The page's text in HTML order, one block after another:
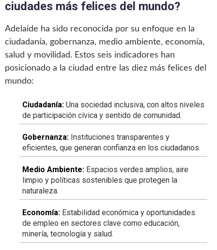
ciudades más felices del mundo?
Adelaide ha sido reconocida por su enfoque en la
ciudadanía, gobernanza, medio ambiente, economía,
salud y movilidad. Estos seis indicadores han
posicionado a la ciudad entre las diez más felices del
mundo:
Ciudadanía: Una sociedad inclusiva, con altos niveles
de participación cívica y sentido de comunidad.
Gobernanza: Instituciones transparentes y
eficientes, que generan confianza en los ciudadanos.
Medio Ambiente: Espacios verdes amplios, aire
limpio y políticas sostenibles que protegen la
naturaleza.
Economía: Estabilidad económica y oportunidades
de empleo en sectores clave como educación,
minería, tecnología y salud.